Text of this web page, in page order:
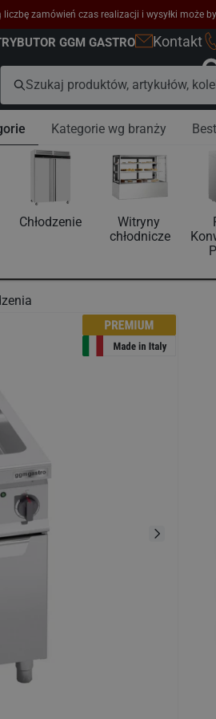
zamówień czas realizacji i wysyłki może
GGM GASTRO Kontakt
Chłodzenie
Witryny
chłodnicze
Kategorie wg branży